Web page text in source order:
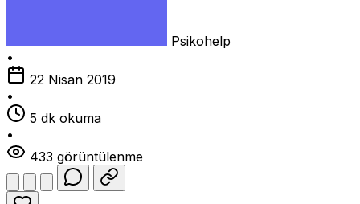
Psikohelp
•
22 Nisan 2019
•
5 dk okuma
•
433 görüntülenme